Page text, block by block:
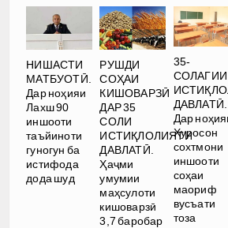
НИШАСТИ
МАТБУОТӢ.
Дар ноҳияи
Лахш 90
иншооти
таъйиноти
гуногун ба
истифода
дода шуд
РУШДИ
СОҲАИ
КИШОВАРЗӢ
ДАР 35
СОЛИ
ИСТИҚЛОЛИЯТИ
ДАВЛАТӢ.
Ҳаҷми
умумии
маҳсулоти
кишоварзӣ
3,7 баробар
35-
СОЛАГИИ
ДАВЛАТӢ.
Дар
Хуросон
сохтмони
иншооти
соҳаи
маориф
вусъати
тоза